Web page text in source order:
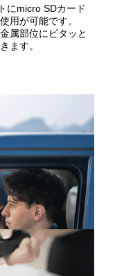
にmicro SDカード
用が可能です。
属部位にピタッと
ます。